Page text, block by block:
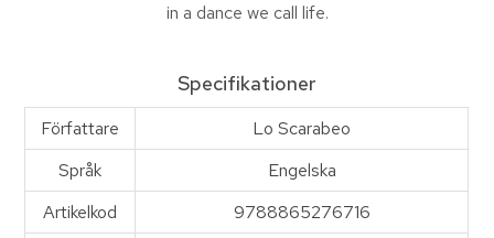
in a dance we call life.
Specifikationer
Författare
Lo Scarabeo
Språk
Engelska
Artikelkod
9788865276716